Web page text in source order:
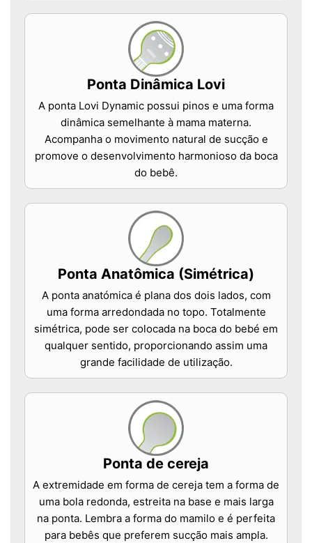
Ponta Dinâmica Lovi
A ponta Lovi Dynamic possui pinos e uma forma
dinâmica semelhante à mama materna.
Acompanha o movimento natural de sucção e
promove o desenvolvimento harmonioso da boca
do bebê.
Ponta Anatômica (Simétrica)
A ponta anatómica é plana dos dois lados, com
uma forma arredondada no topo. Totalmente
simétrica, pode ser colocada na boca do bebé em
qualquer sentido, proporcionando assim uma
grande facilidade de utilização.
Ponta de cereja
A extremidade em forma de cereja tem a forma de
uma bola redonda, estreita na base e mais larga
na ponta. Lembra a forma do mamilo e é perfeita
para bebês que preferem sucção mais ampla.